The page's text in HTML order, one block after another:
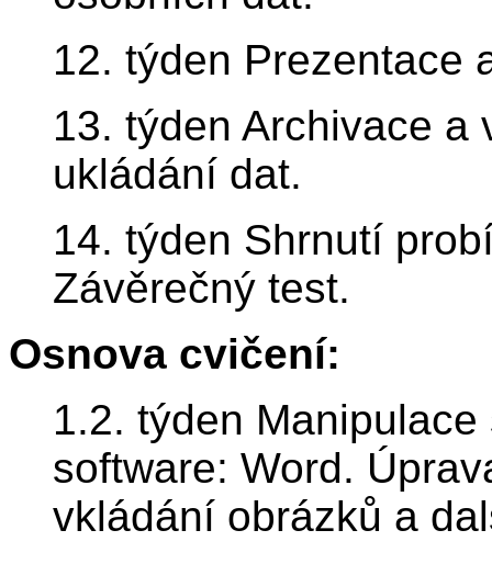
12. týden Prezentace
13. týden Archivace a
ukládání dat.
14. týden Shrnutí
Závěrečný test.
Osnova cvičení:
1.2. týden
software: Word.
vkládání obrázků a